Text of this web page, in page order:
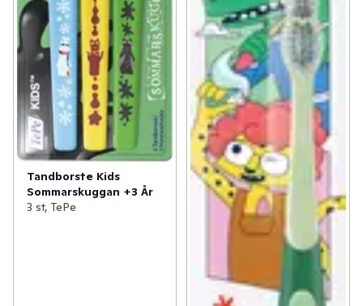
Tandborste Kids
Sommarskuggan +3 År
3 st, TePe